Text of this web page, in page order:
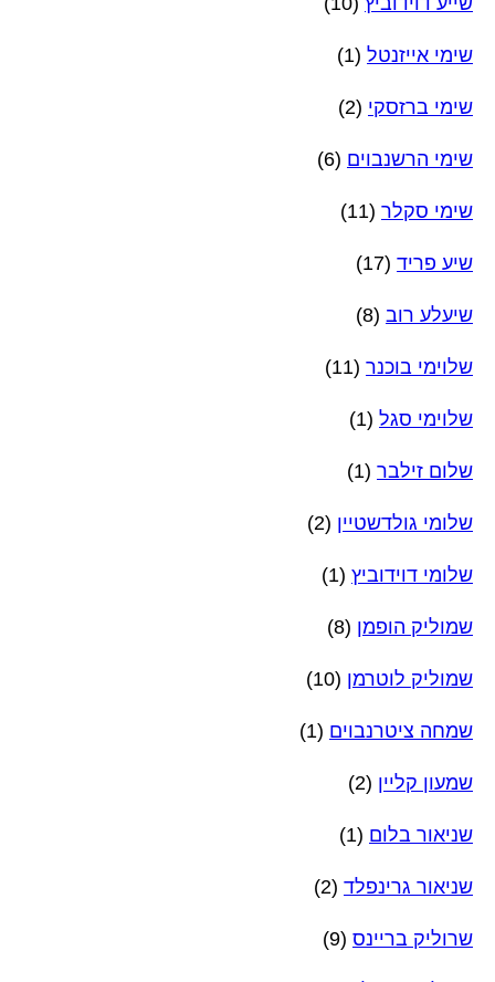
שימי אייזנטל (1)
שימי ברזסקי (2)
שימי הרשנבוים (6)
שימי סקלר (11)
שיע פריד (17)
שיעלע רוב (8)
שלוימי בוכנר (11)
שלוימי סגל (1)
שלום זילבר (1)
שלומי גולדשטיין (2)
שלומי דוידוביץ (1)
שמוליק הופמן (8)
שמוליק לוטרמן (10)
שמחה ציטרנבוים (1)
שמעון קליין (2)
שניאור בלום (1)
שניאור גרינפלד (2)
שרוליק בריינס (9)